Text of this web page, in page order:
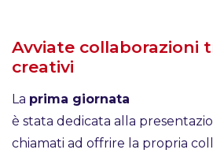
Avviate collaborazioni
creativi
La prima giornata
è stata dedicata alla
chiamati ad offrire la propria